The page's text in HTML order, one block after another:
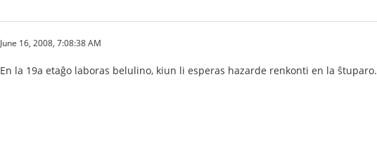
June 16, 2008, 7:08:38 AM
En la 19a etaĝo laboras belulino, kiun li esperas hazarde renkonti en la ŝtuparo.